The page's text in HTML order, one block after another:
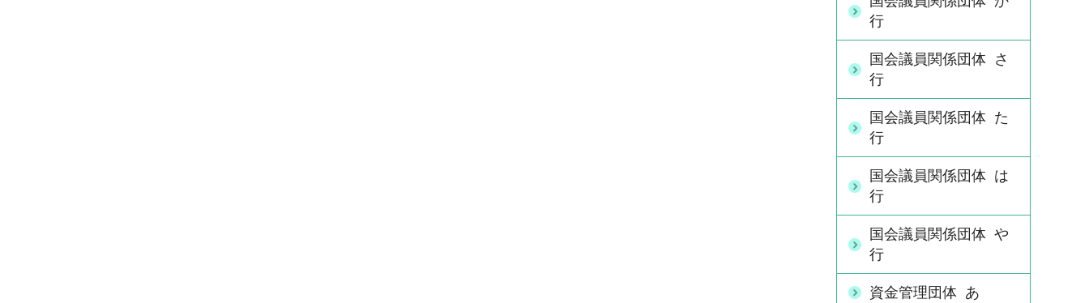
行
国会議員関係団体 さ
行
国会議員関係団体 た
行
国会議員関係団体 は
行
国会議員関係団体 や
行
資金管理団体 あ